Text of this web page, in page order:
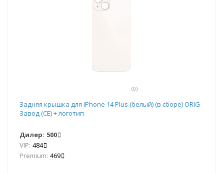
(0)
Задняя крышка для iPhone 14 Plus (белый) (в сборе) ORIG
Завод (CE) + логотип
Дилер: 500
VIP: 484
Premium: 469